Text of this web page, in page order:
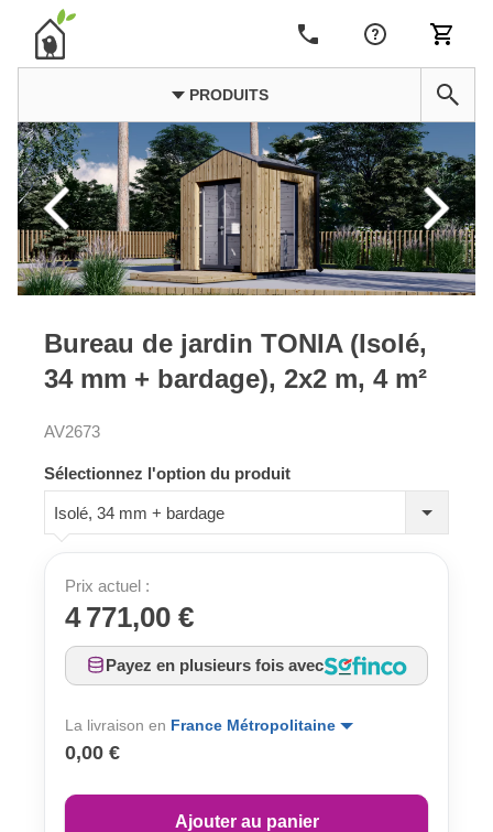
PRODUITS
Bureau de jardin TONIA (Isolé,
34 mm + bardage), 2x2 m, 4 m²
AV2673
Sélectionnez l'option du produit
Isolé, 34 mm + bardage
Prix actuel :
4 771,00 €
Payez en plusieurs fois avec
La livraison en France Métropolitaine
0,00 €
Ajouter au panier